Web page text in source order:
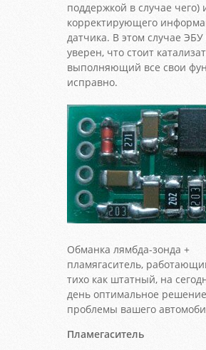
поддержкой в случае чего)
корректирующего
датчика. В этом случае ЭБУ
уверен, что стоит
выполняющий все свои
исправно.
Обманка лямбда-зонда +
пламягаситель,
тихо как штатный, на
день оптимальное
проблемы вашего
Пламегаситель